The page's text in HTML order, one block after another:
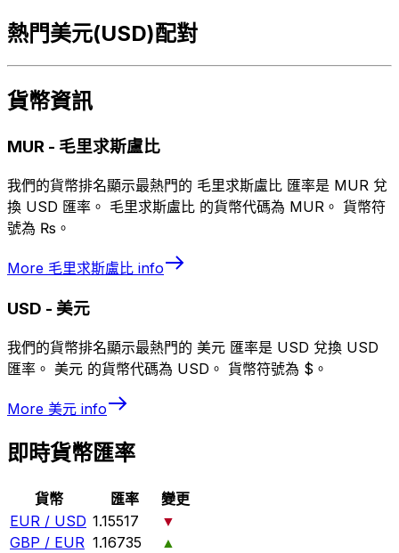
熱門美元(USD)配對
貨幣資訊
MUR - 毛里求斯盧比
我們的貨幣排名顯示最熱門的 毛里求斯盧比 匯率是 MUR 兌
換 USD 匯率。 毛里求斯盧比 的貨幣代碼為 MUR。 貨幣符
號為 ₨。
More 毛里求斯盧比 info
USD - 美元
我們的貨幣排名顯示最熱門的 美元 匯率是 USD 兌換 USD
匯率。 美元 的貨幣代碼為 USD。 貨幣符號為 $。
More 美元 info
即時貨幣匯率
貨幣 匯率
變更
EUR / USD 1.15517
▼
GBP / EUR 1.16735
▲